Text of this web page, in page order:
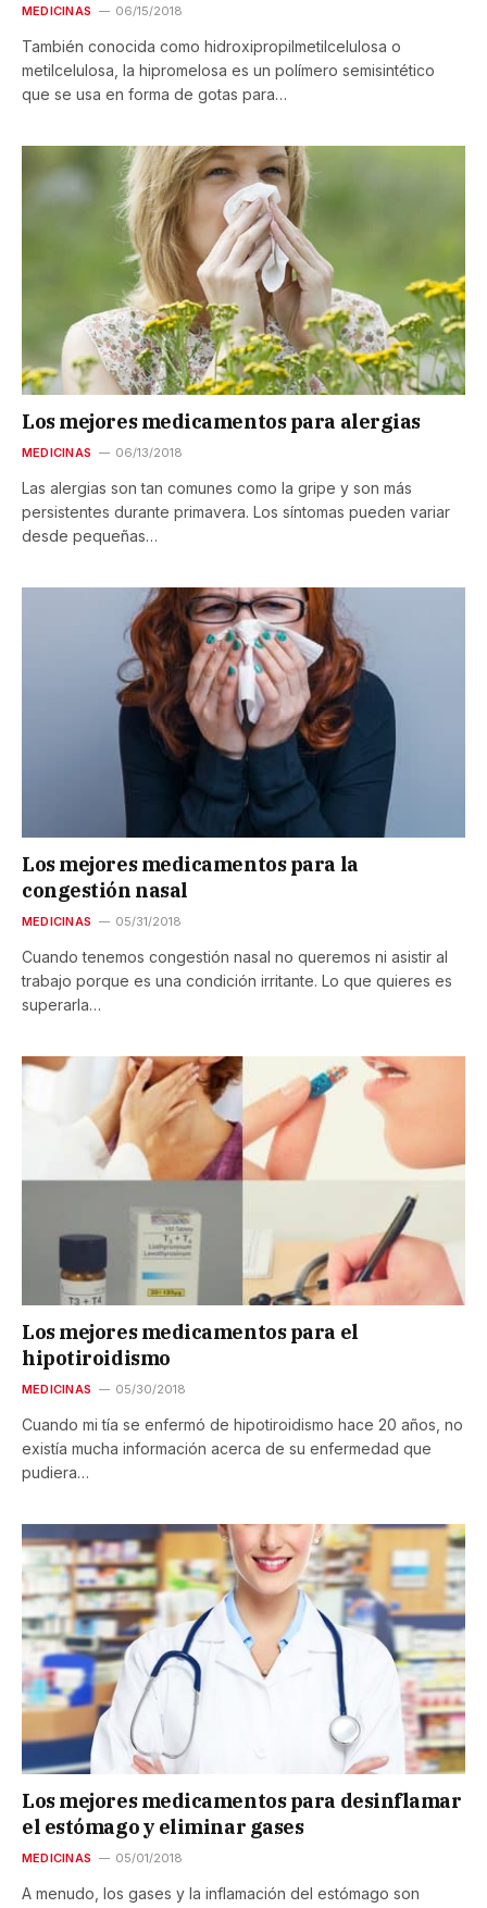
MEDICINAS 06/15/2018
También conocida como hidroxipropilmetilcelulosa o
metilcelulosa, la hipromelosa es un polímero semisintético
que se usa en forma de gotas para…
Los mejores medicamentos para alergias
MEDICINAS 06/13/2018
Las alergias son tan comunes como la gripe y son más
persistentes durante primavera. Los síntomas pueden variar
desde pequeñas…
Los mejores medicamentos para la
congestión nasal
MEDICINAS 05/31/2018
Cuando tenemos congestión nasal no queremos ni asistir al
trabajo porque es una condición irritante. Lo que quieres es
superarla…
Los mejores medicamentos para el
hipotiroidismo
MEDICINAS 05/30/2018
Cuando mi tía se enfermó de hipotiroidismo hace 20 años, no
existía mucha información acerca de su enfermedad que
pudiera…
Los mejores medicamentos para desinflamar
el estómago y eliminar gases
MEDICINAS 05/01/2018
A menudo, los gases y la inflamación del estómago son